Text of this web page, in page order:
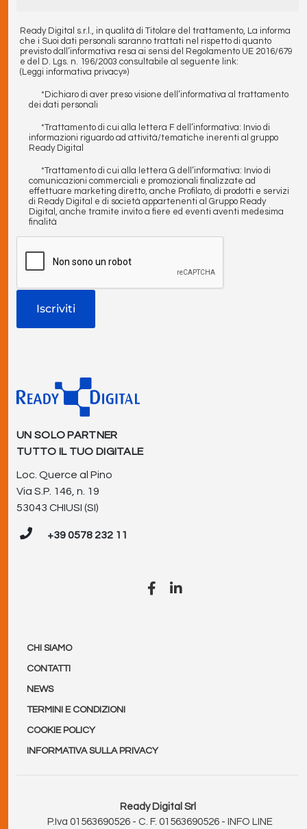
Ready Digital s.r.l., in qualità di Titolare del trattamento, La informa
che i Suoi dati personali saranno trattati nel rispetto di quanto
previsto dall’informativa resa ai sensi del Regolamento UE 2016/679
e del D. Lgs. n. 196/2003 consultabile al seguente link:
(Leggi informativa privacy»)
*Dichiaro di aver preso visione dell’informativa al trattamento
dei dati personali
*Trattamento di cui alla lettera F dell’informativa: Invio di
informazioni riguardo ad attività/tematiche inerenti al gruppo
Ready Digital
*Trattamento di cui alla lettera G dell’informativa: Invio di
comunicazioni commerciali e promozionali finalizzate ad
effettuare marketing diretto, anche Profilato, di prodotti e servizi
di Ready Digital e di società appartenenti al Gruppo Ready
Digital, anche tramite invito a fiere ed eventi aventi medesima
finalità
UN SOLO PARTNER
TUTTO IL TUO DIGITALE
Loc. Querce al Pino
Via S.P. 146, n. 19
53043 CHIUSI (SI)
+39 0578 232 11
CHI SIAMO
CONTATTI
NEWS
TERMINI E CONDIZIONI
COOKIE POLICY
INFORMATIVA SULLA PRIVACY
Ready Digital Srl
P.Iva 01563690526 - C. F. 01563690526 - INFO LINE